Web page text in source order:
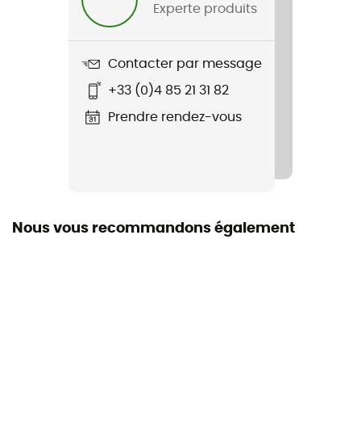
Nom du produit
Experte produits
Contacter par message
+33 (0)4 85 21 31 82
Prendre rendez-vous
Nous vous recommandons également